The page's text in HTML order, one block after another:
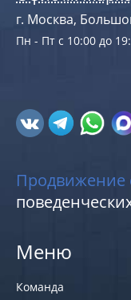
г. Москва,
Пн - Пт с 10:00 до
Продвижение
Меню
Команда